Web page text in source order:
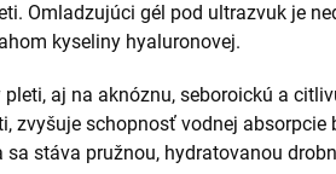
Omladzujúci gél pod ultrazvuk je
kyseliny hyaluronovej.
aj na aknóznu, seboroickú a
zvyšuje schopnosť vodnej
sa stáva pružnou, hydratovanou